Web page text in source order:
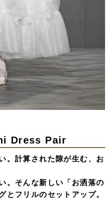
Dress Pair
。計算された隙が生む、お
。そんな新しい「お洒落の
とフリルのセットアップ。